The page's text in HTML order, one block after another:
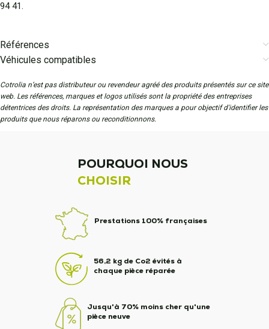
94 41.
Références
Véhicules compatibles
Cotrolia n’est pas distributeur ou revendeur agréé des produits présentés sur ce site
web. Les références, marques et logos utilisés sont la propriété des entreprises
détentrices des droits. La représentation des marques a pour objectif d'identifier les
produits que nous réparons ou reconditionnons.
POURQUOI NOUS
CHOISIR
Prestations 100% françaises
56,2 kg de Co2 évités à
chaque pièce réparée
Jusqu'à 70% moins cher qu'une
pièce neuve